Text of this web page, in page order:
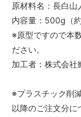
原材料名：長白山
内容量：500g（
※原型ですので本
ださい。
加工者：株式会社
※プラスチック削
以降のご注文分